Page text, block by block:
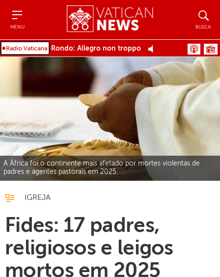
MENU BUSCA
Rondo: Allegro non troppo
A África foi o continente mais afetado por mortes violentas de
padres e agentes pastorais em 2025.
IGREJA
Fides: 17 padres,
religiosos e leigos
mortos em 2025